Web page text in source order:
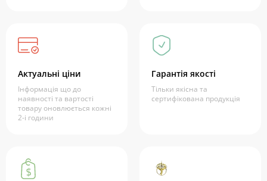
Актуальні ціни
Інформація що до
наявності та вартості
товару оновлюється кожні
2-і години
Гарантія якості
Тільки якісна та
сертифікована продукція